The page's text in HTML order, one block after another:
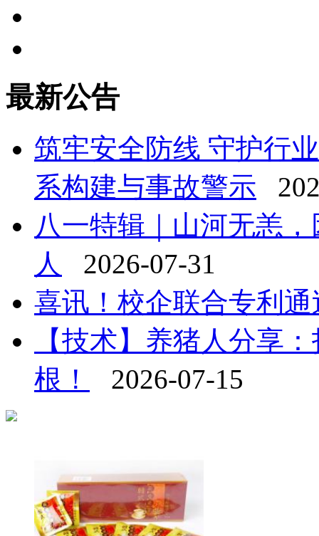
最新公告
筑牢安全防线 守护行
系构建与事故警示
八一特辑｜山河无恙
人
2026-07-31
喜讯！校企联合专利
【技术】养猪人分享
根！
2026-07-15